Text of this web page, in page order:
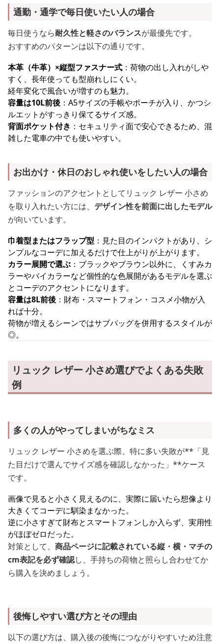
通勤・通学で毎日使いたい人の場合
毎日使うなら耐久性と軽さのバランスが最優先です。
おすすめのパターンは以下の通りです。
本革（牛革）×縦型ファスナー式 ：荷物の出し入れがしや
すく、長年使っても型崩れしにくい。
経年変化で風合いが増すのも魅力。
容量は10L前後 ：A5サイズの手帳やポーチが入り、かつシ
ルエットがすっきり保てるサイズ感。
背面ポケット付き ：セキュリティ面で安心できるため、混
雑した電車の中でも使いやすい。
お出かけ・休日のおしゃれ使いをしたい人の場合
ファッションのアクセントとしてリュック レザー 小さめ
を取り入れたい方には、 デザイン性を前面に出したモデル
が向いています。
巾着型またはフラップ型 ：見た目のインパクトがあり、シ
ンプルなコーデに加えるだけで仕上がりが上がります。
カラー展開で選ぶ ：ブラックやブラウン以外に、くすみカ
ラーやバイカラーなど個性的な色展開があるモデルを選ぶ
とコーデのアクセントになります。
容量は8L前後 ：財布・スマートフォン・コスメ小物が入
れば十分。
荷物が増えるシーンではサブバッグを併用するスタイルが
◎。
リュック レザー 小さめ選びでよくある失敗
例
多くの人がやってしまいがちなミス
リュック レザー 小さめを選ぶ際、特に多い失敗が**「見
た目だけで選んでサイズ感を確認しなかった」**ケース
です。
画像で見ると小さく見えるのに、実際に届いたら想像より
大きくてコーデに馴染まなかった。
逆に小さすぎて財布とスマートフォンしか入らず、実用性
がほぼゼロだった。
対策として、 商品ページに記載されている縦・横・マチの
cm表記を必ず確認し、手持ちの荷物と照らし合わせてか
ら購入を決めましょう。
後悔しやすい選び方とその理由
以下の選び方は、購入後の後悔につながりやすいため注意